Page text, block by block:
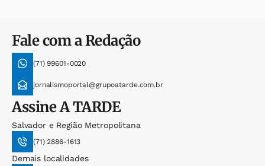
Fale com a Redação
(71) 99601-0020
jornalismoportal@grupoatarde.com.br
AssineA TARDE
Salvador e Região Metropolitana
(71) 2886-1613
Demais localidades